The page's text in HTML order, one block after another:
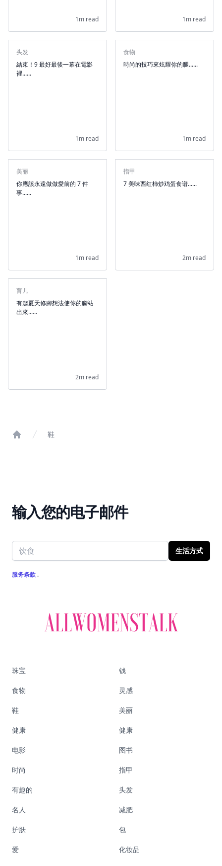
1m read 1m read
头发
結束！9 最好最後一幕在電影
裡......
1m read
食物
時尚的技巧來炫耀你的腿......
1m read
美丽
你應該永遠做做愛前的 7 件
事......
1m read
指甲
7 美味西红柿炒鸡蛋食谱......
2m read
育儿
有趣夏天修腳想法使你的腳站
出來......
2m read
鞋
输入您的电子邮件
Email address 生活方式
服务条款 .
珠宝 钱
食物 灵感
鞋 美丽
健康 健康
电影 图书
时尚 指甲
有趣的 头发
名人 减肥
护肤 包
爱 化妆品